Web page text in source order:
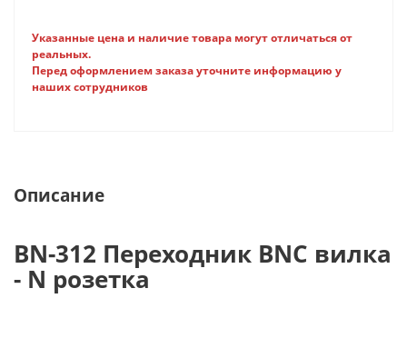
Указанные цена и наличие товара могут отличаться от
реальных.
Перед оформлением заказа уточните информацию у
наших сотрудников
Описание
BN-312 Переходник BNC вилка
- N розетка